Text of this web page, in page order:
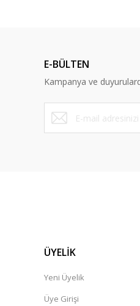
E-BÜLTEN
Kampanya ve
ÜYELİK
Yeni Üyelik
Üye Girişi